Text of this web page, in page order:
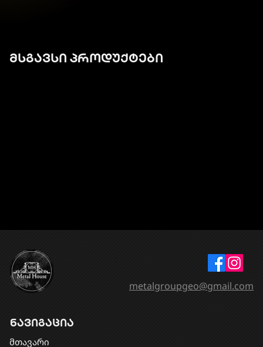
მსგავსი პროდუქტები
ნავიგაცია
მთავარი
metalgroupgeo@gmail.com